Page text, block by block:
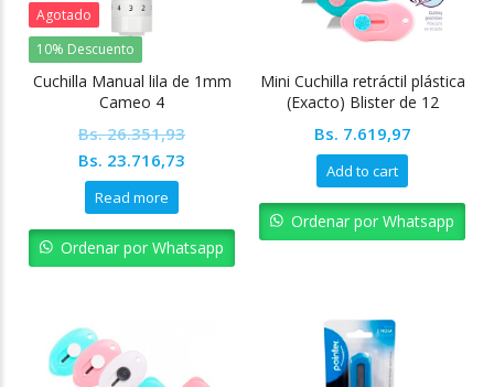
Agotado
10% Descuento
Cuchilla Manual lila de 1mm
Cameo 4
Bs.26.351,93
Original
price
was:
Bs. 26.351,93.
Bs. 23.716,73
Bs. 23.716,73.
Read more
Ordenar por Whatsapp
Mini Cuchilla retráctil plástica
(Exacto) Blister de 12
Bs. 7.619,97
Add to cart
Ordenar por Whatsapp